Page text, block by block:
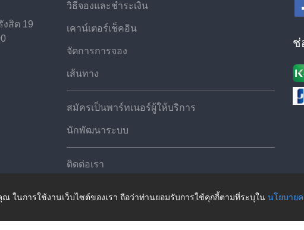
ในการใช้งานเว็บไซต์ของเรา ถือว่าท่านยอมรับการใช้คุกกี้ตามที่ระบุใน นโยบาย
สิต 19
วิธีจองและชำระเงิน
เคาน์เตอร์เช็คอิน
จัดการการจอง
เส้นทาง
สมัครเป็นพาร์ทเนอร์ผู้ให้บริการ
นักพัฒนาระบบ
ติดต่อเรา
ช่
©2026 ThaiRoute.com